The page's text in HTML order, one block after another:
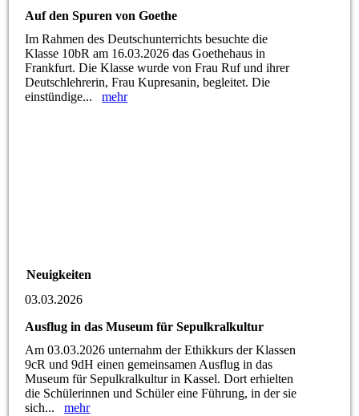
Auf den Spuren von Goethe
Im Rahmen des Deutschunterrichts besuchte die
Klasse 10bR am 16.03.2026 das Goethehaus in
Frankfurt. Die Klasse wurde von Frau Ruf und ihrer
Deutschlehrerin, Frau Kupresanin, begleitet. Die
einstündige...mehr
Neuigkeiten
03.03.2026
Ausflug in das Museum für Sepulkralkultur
Am 03.03.2026 unternahm der Ethikkurs der Klassen
9cR und 9dH einen gemeinsamen Ausflug in das
Museum für Sepulkralkultur in Kassel. Dort erhielten
die Schülerinnen und Schüler eine Führung, in der sie
sich...mehr